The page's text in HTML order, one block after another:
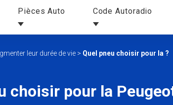
Pièces Auto Code Autoradio
leur durée de vie > Quel pneu choisir pour la ?
choisir pour la